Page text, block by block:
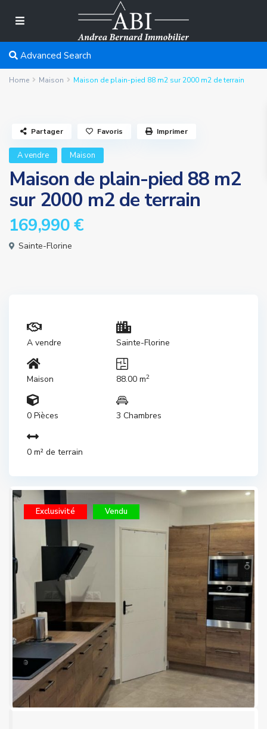
Advanced Search
Home Maison Maison de plain-pied 88 m2 sur 2000 m2 de terrain
A vendre Maison
Maison de plain-pied 88 m2
sur 2000 m2 de terrain
169,990 €
Sainte-Florine
Partager Favoris Imprimer
A vendre Sainte-Florine
Maison 88.00 m2
0 Pièces 3 Chambres
0 m² de terrain
Exclusivité Vendu